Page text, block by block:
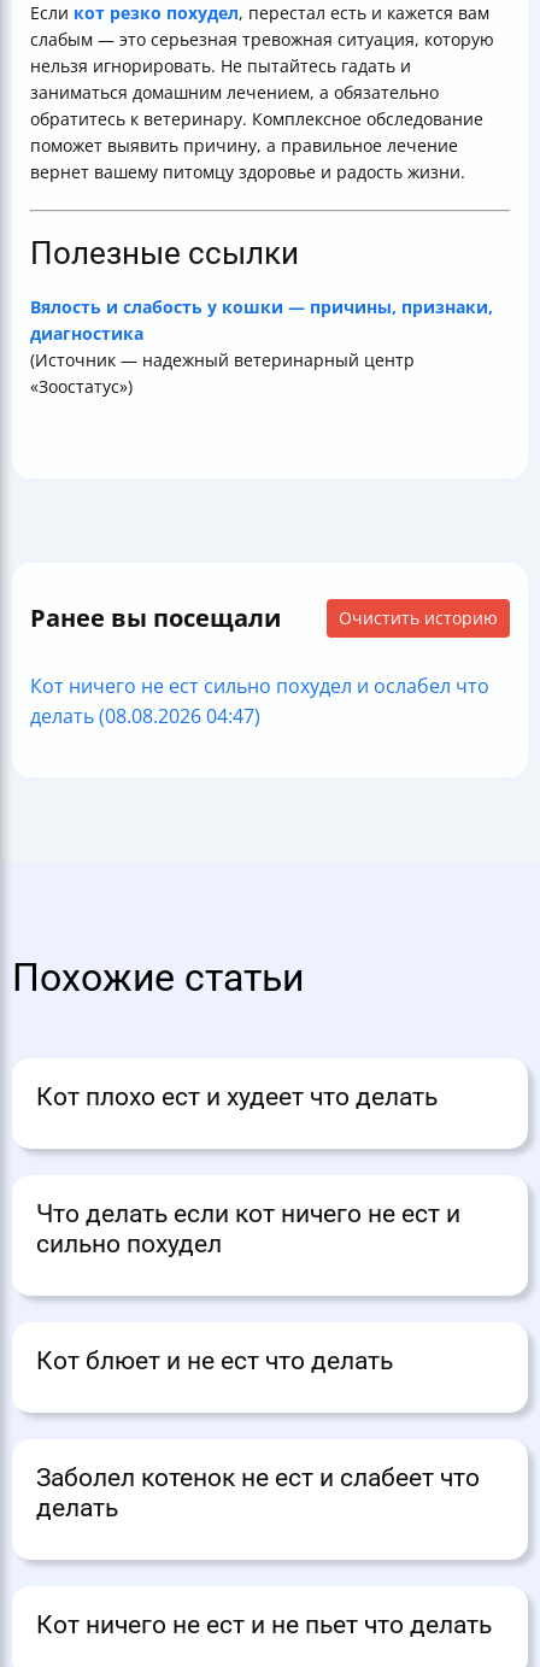
Если кот резко похудел, перестал есть и кажется вам
слабым — это серьезная тревожная ситуация, которую
нельзя игнорировать. Не пытайтесь гадать и
заниматься домашним лечением, а обязательно
обратитесь к ветеринару. Комплексное обследование
поможет выявить причину, а правильное лечение
вернет вашему питомцу здоровье и радость жизни.
Полезные ссылки
Вялость и слабость у кошки — причины, признаки,
диагностика
(Источник — надежный ветеринарный центр
«Зоостатус»)
Ранее вы посещали Очистить историю
Кот ничего не ест сильно похудел и ослабел что
делать (08.08.2026 04:47)
Похожие статьи
Кот плохо ест и худеет что делать
Что делать если кот ничего не ест и
сильно похудел
Кот блюет и не ест что делать
Заболел котенок не ест и слабеет что
делать
Кот ничего не ест и не пьет что делать